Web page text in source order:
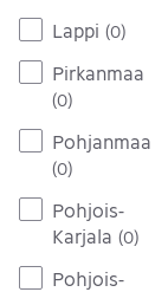
Lappi (0)
Pirkanmaa
(0)
Pohjanmaa
(0)
Pohjois-
Karjala (0)
Pohjois-